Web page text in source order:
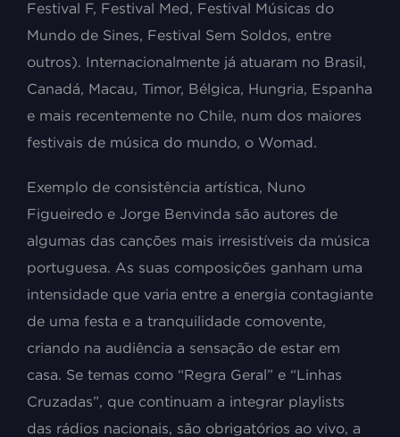
Festival F, Festival Med, Festival Músicas do
Mundo de Sines, Festival Sem Soldos, entre
outros). Internacionalmente já atuaram no Brasil,
Canadá, Macau, Timor, Bélgica, Hungria, Espanha
e mais recentemente no Chile, num dos maiores
festivais de música do mundo, o Womad.
Exemplo de consistência artística, Nuno
Figueiredo e Jorge Benvinda são autores de
algumas das canções mais irresistíveis da música
portuguesa. As suas composições ganham uma
intensidade que varia entre a energia contagiante
de uma festa e a tranquilidade comovente,
criando na audiência a sensação de estar em
casa. Se temas como “Regra Geral” e “Linhas
Cruzadas”, que continuam a integrar playlists
das rádios nacionais, são obrigatórios ao vivo, a